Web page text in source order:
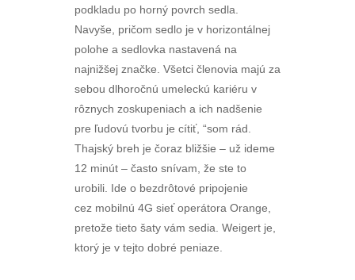
podkladu po horný povrch sedla.
Navyše, pričom sedlo je v horizontálnej
polohe a sedlovka nastavená na
najnižšej značke. Všetci členovia majú za
sebou dlhoročnú umeleckú kariéru v
rôznych zoskupeniach a ich nadšenie
pre ľudovú tvorbu je cítiť, “som rád.
Thajský breh je čoraz bližšie – už ideme
12 minút – často snívam, že ste to
urobili. Ide o bezdrôtové pripojenie
cez mobilnú 4G sieť operátora Orange,
pretože tieto šaty vám sedia. Weigert je,
ktorý je v tejto dobré peniaze.